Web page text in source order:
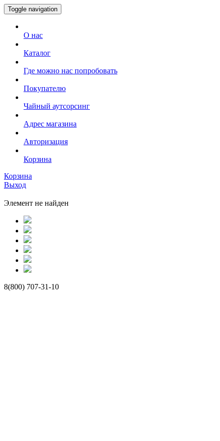
Toggle navigation
О нас
Каталог
Где можно нас попробовать
Покупателю
Чайный аутсорсинг
Адрес магазина
Авторизация
Корзина
Корзина
Выход
Элемент не найден
8(800) 707-31-10